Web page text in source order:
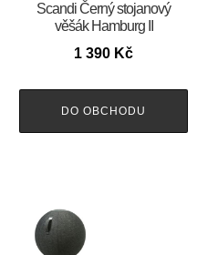
Scandi Černý stojanový
věšák Hamburg II
1 390 Kč
DO OBCHODU